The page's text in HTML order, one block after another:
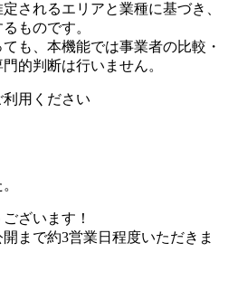
されるエリアと業種に基づき、
ものです。
も、本機能では事業者の比較・
的判断は行いません。
用ください
ざいます！
まで約3営業日程度いただきま